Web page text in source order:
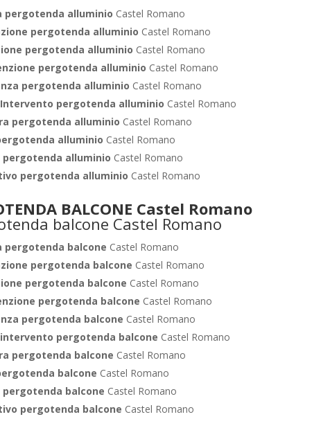
pergotenda alluminio Castel Romano
pergotenda alluminio Castel Romano
pergotenda alluminio Castel Romano
pergotenda alluminio Castel Romano
pergotenda alluminio Castel Romano
pergotenda alluminio Castel Romano
pergotenda alluminio Castel Romano
alluminio Castel Romano
alluminio Castel Romano
pergotenda alluminio Castel Romano
BALCONE Castel Romano
pergotenda balcone Castel Romano
pergotenda balcone Castel Romano
pergotenda balcone Castel Romano
pergotenda balcone Castel Romano
pergotenda balcone Castel Romano
pergotenda balcone Castel Romano
pergotenda balcone Castel Romano
balcone Castel Romano
balcone Castel Romano
pergotenda balcone Castel Romano